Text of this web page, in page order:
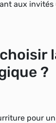
aux invités
?
pour